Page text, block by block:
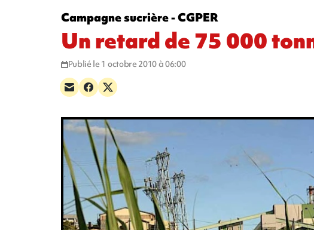
Campagne sucrière - CGPER
Un retard de 75 000
Publié le 1 octobre 2010 à 06:00